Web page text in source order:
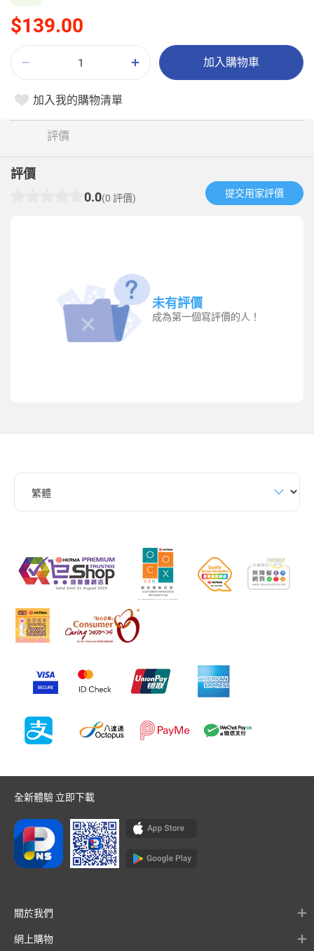
$139.00
加入購物車
加入我的購物清單
評價
評價
0.0(0 評價) 提交用家評價​
未有評價
成為第一個寫評價的人！
全新體驗 立即下載
關於我們
網上購物